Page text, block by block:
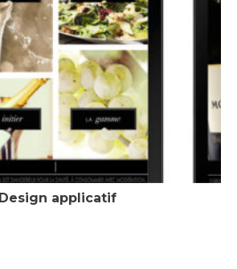
Design applicatif